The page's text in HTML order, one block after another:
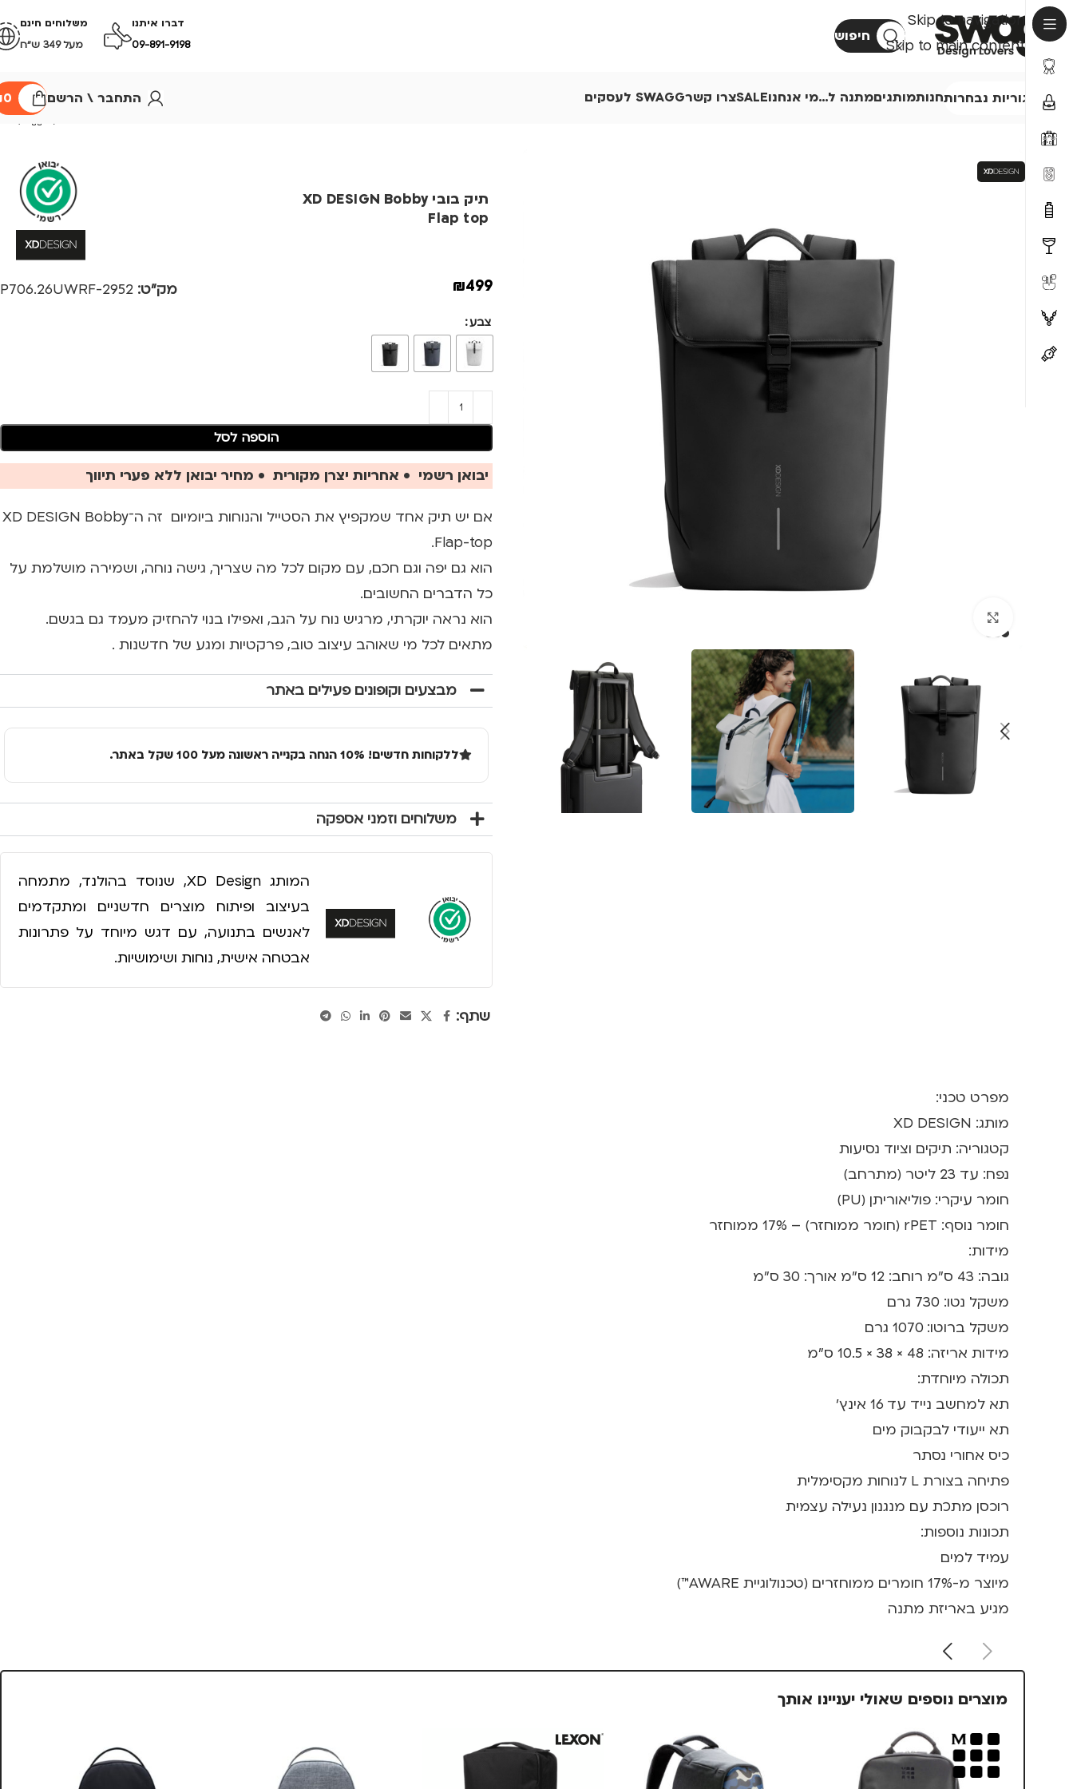
Skip to navigation
Skip to main content
חיפוש
דברו איתנו
09-891-9198
משלוחים חינם
מעל 349 ש״ח
קטגוריות נבחרותחנותמותגיםמתנה ל…מי אנחנוSALEצרו קשרSWAGG לעסקים התחבר \ הרשם 0
תיק בובי XD DESIGN Bobby
Flap top
₪499 מק"ט: 2952-P706.26UWRF
צבע
הוספה לסל
יבואן רשמי • אחריות יצרן מקורית • מחיר יבואן ללא פערי תיווך
אם יש תיק אחד שמקפיץ את הסטייל והנוחות ביומיום זה ה־XD DESIGN Bobby
Flap-top.
הוא גם יפה וגם חכם, עם מקום לכל מה שצריך, גישה נוחה, ושמירה מושלמת על
כל הדברים החשובים.
הוא נראה יוקרתי, מרגיש נוח על הגב, ואפילו בנוי להחזיק מעמד גם בגשם.
מתאים לכל מי שאוהב עיצוב טוב, פרקטיות ומגע של חדשנות .
מבצעים וקופונים פעילים באתר
ללקוחות חדשים! 10% הנחה בקנייה ראשונה מעל 100 שקל באתר.
משלוחים וזמני אספקה
המותג XD Design, שנוסד בהולנד, מתמחה
בעיצוב ופיתוח מוצרים חדשניים ומתקדמים
לאנשים בתנועה, עם דגש מיוחד על פתרונות
אבטחה אישית, נוחות ושימושיות.
שתף:
מפרט טכני:
מותג: XD DESIGN
קטגוריה: תיקים וציוד נסיעות
נפח: עד 23 ליטר (מתרחב)
חומר עיקרי: פוליאוריתן (PU)
חומר נוסף: rPET (חומר ממוחזר) – 17% ממוחזר
מידות:
גובה: 43 ס"מ רוחב: 12 ס"מ אורך: 30 ס"מ
משקל נטו: 730 גרם
משקל ברוטו: 1070 גרם
מידות אריזה: 48 × 38 × 10.5 ס"מ
תכולה מיוחדת:
תא למחשב נייד עד 16 אינץ'
תא ייעודי לבקבוק מים
כיס אחורי נסתר
פתיחה בצורת L לנוחות מקסימלית
רוכסן מתכת עם מנגנון נעילה עצמית
תכונות נוספות:
עמיד למים
מיוצר מ-17% חומרים ממוחזרים (טכנולוגיית AWARE™)
מגיע באריזת מתנה
מוצרים נוספים שאולי יעניינו אותך